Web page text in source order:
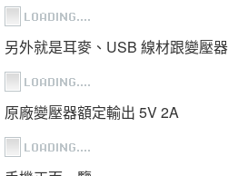
另外就是耳麥、USB 線材跟變壓器
原廠變壓器額定輸出 5V 2A